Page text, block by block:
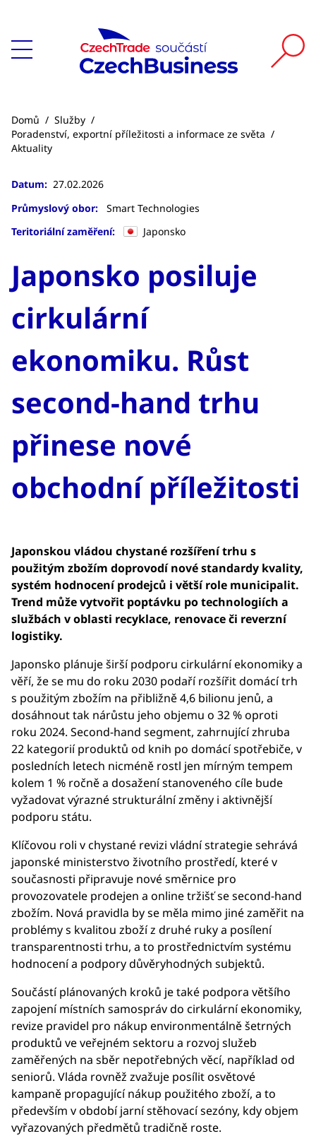
Domů / Služby /
Poradenství, exportní příležitosti a informace ze světa /
Aktuality
Datum: 27.02.2026
Průmyslový obor:
Smart Technologies
Teritoriální zaměření:
Japonsko
Japonsko posiluje
cirkulární
ekonomiku. Růst
second-hand trhu
přinese nové
obchodní příležitosti
Japonskou vládou chystané rozšíření trhu s
použitým zbožím doprovodí nové standardy kvality,
systém hodnocení prodejců i větší role municipalit.
Trend může vytvořit poptávku po technologiích a
službách v oblasti recyklace, renovace či reverzní
logistiky.
Japonsko plánuje širší podporu cirkulární ekonomiky a
věří, že se mu do roku 2030 podaří rozšířit domácí trh
s použitým zbožím na přibližně 4,6 bilionu jenů, a
dosáhnout tak nárůstu jeho objemu o 32 % oproti
roku 2024. Second-hand segment, zahrnující zhruba
22 kategorií produktů od knih po domácí spotřebiče, v
posledních letech nicméně rostl jen mírným tempem
kolem 1 % ročně a dosažení stanoveného cíle bude
vyžadovat výrazné strukturální změny i aktivnější
podporu státu.
Klíčovou roli v chystané revizi vládní strategie sehrává
japonské ministerstvo životního prostředí, které v
současnosti připravuje nové směrnice pro
provozovatele prodejen a online tržišť se second-hand
zbožím. Nová pravidla by se měla mimo jiné zaměřit na
problémy s kvalitou zboží z druhé ruky a posílení
transparentnosti trhu, a to prostřednictvím systému
hodnocení a podpory důvěryhodných subjektů.
Součástí plánovaných kroků je také podpora většího
zapojení místních samospráv do cirkulární ekonomiky,
revize pravidel pro nákup environmentálně šetrných
produktů ve veřejném sektoru a rozvoj služeb
zaměřených na sběr nepotřebných věcí, například od
seniorů. Vláda rovněž zvažuje posílit osvětové
kampaně propagující nákup použitého zboží, a to
především v období jarní stěhovací sezóny, kdy objem
vyřazovaných předmětů tradičně roste.